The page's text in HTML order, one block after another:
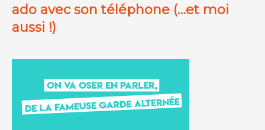
ado avec son téléphone (…et moi
aussi !)